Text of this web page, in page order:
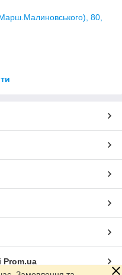
80,
Prom.ua